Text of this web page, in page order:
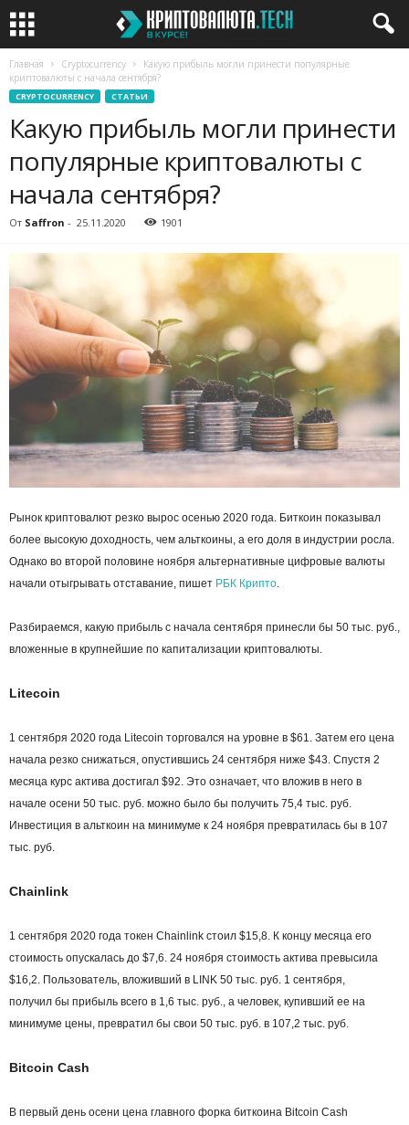
Главная Cryptocurrency
Какую прибыль могли принести популярные
криптовалюты с начала сентября?
CRYPTOCURRENCY СТАТЬИ
Какую прибыль могли принести
популярные криптовалюты с
начала сентября?
От Saffron - 25.11.2020 1901
Рынок криптовалют резко вырос осенью 2020 года. Биткоин показывал
более высокую доходность, чем альткоины, а его доля в индустрии росла.
Однако во второй половине ноября альтернативные цифровые валюты
начали отыгрывать отставание, пишет РБК Крипто
Разбираемся, какую прибыль с начала сентября принесли бы 50 тыс. руб.,
вложенные в крупнейшие по капитализации криптовалюты.
Litecoin
1 сентября 2020 года Litecoin торговался на уровне в $61. Затем его цена
начала резко снижаться, опустившись 24 сентября ниже $43. Спустя 2
месяца курс актива достигал $92. Это означает, что вложив в него в
начале осени 50 тыс. руб. можно было бы получить 75,4 тыс. руб.
Инвестиция в альткоин на минимуме к 24 ноября превратилась бы в 107
тыс. руб.
Chainlink
1 сентября 2020 года токен Chainlink стоил $15,8. К концу месяца его
стоимость опускалась до $7,6. 24 ноября стоимость актива превысила
$16,2. Пользователь, вложивший в LINK 50 тыс. руб. 1 сентября,
получил бы прибыль всего в 1,6 тыс. руб., а человек, купивший ее на
минимуме цены, превратил бы свои 50 тыс. руб. в 107,2 тыс. руб.
Bitcoin Cash
В первый день осени цена главного форка биткоина Bitcoin Cash